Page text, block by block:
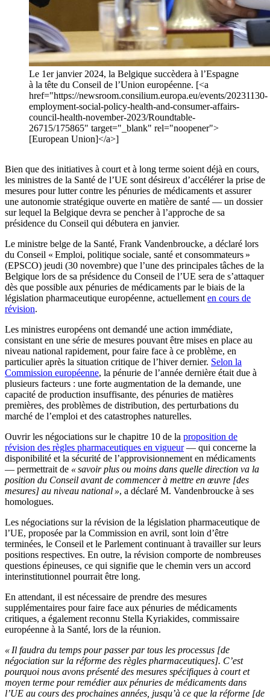
Le 1er janvier 2024, la Belgique succèdera à l’Espagne
à la tête du Conseil de l’Union européenne. [<a
href="https://newsroom.consilium.europa.eu/events/20231130-
employment-social-policy-health-and-consumer-affairs-
council-health-november-2023/Roundtable-
26715/175865" target="_blank" rel="noopener">
[European Union]</a>]
Bien que des initiatives à court et à long terme soient déjà en cours,
les ministres de la Santé de l’UE sont désireux d’accélérer la prise de
mesures pour lutter contre les pénuries de médicaments et assurer
une autonomie stratégique ouverte en matière de santé — un dossier
sur lequel la Belgique devra se pencher à l’approche de sa
présidence du Conseil qui débutera en janvier.
Le ministre belge de la Santé, Frank Vandenbroucke, a déclaré lors
du Conseil « Emploi, politique sociale, santé et consommateurs »
(EPSCO) jeudi (30 novembre) que l’une des principales tâches de la
Belgique lors de sa présidence du Conseil de l’UE sera de s’attaquer
dès que possible aux pénuries de médicaments par le biais de la
législation pharmaceutique européenne, actuellement en cours de
révision.
Les ministres européens ont demandé une action immédiate,
consistant en une série de mesures pouvant être mises en place au
niveau national rapidement, pour faire face à ce problème, en
particulier après la situation critique de l’hiver dernier. Selon la
Commission européenne, la pénurie de l’année dernière était due à
plusieurs facteurs : une forte augmentation de la demande, une
capacité de production insuffisante, des pénuries de matières
premières, des problèmes de distribution, des perturbations du
marché de l’emploi et des catastrophes naturelles.
Ouvrir les négociations sur le chapitre 10 de la proposition de
révision des règles pharmaceutiques en vigueur— qui concerne la
disponibilité et la sécurité de l’approvisionnement en médicaments
— permettrait de « savoir plus ou moins dans quelle direction va la
position du Conseil avant de commencer à mettre en œuvre [des
mesures] au niveau national », a déclaré M. Vandenbroucke à ses
homologues.
Les négociations sur la révision de la législation pharmaceutique de
l’UE, proposée par la Commission en avril, sont loin d’être
terminées, le Conseil et le Parlement continuant à travailler sur leurs
positions respectives. En outre, la révision comporte de nombreuses
questions épineuses, ce qui signifie que le chemin vers un accord
interinstitutionnel pourrait être long.
En attendant, il est nécessaire de prendre des mesures
supplémentaires pour faire face aux pénuries de médicaments
critiques, a également reconnu Stella Kyriakides, commissaire
européenne à la Santé, lors de la réunion.
« Il faudra du temps pour passer par tous les processus [de
négociation sur la réforme des règles pharmaceutiques]. C’est
pourquoi nous avons présenté des mesures spécifiques à court et
moyen terme pour remédier aux pénuries de médicaments dans
l’UE au cours des prochaines années, jusqu’à ce que la réforme [de